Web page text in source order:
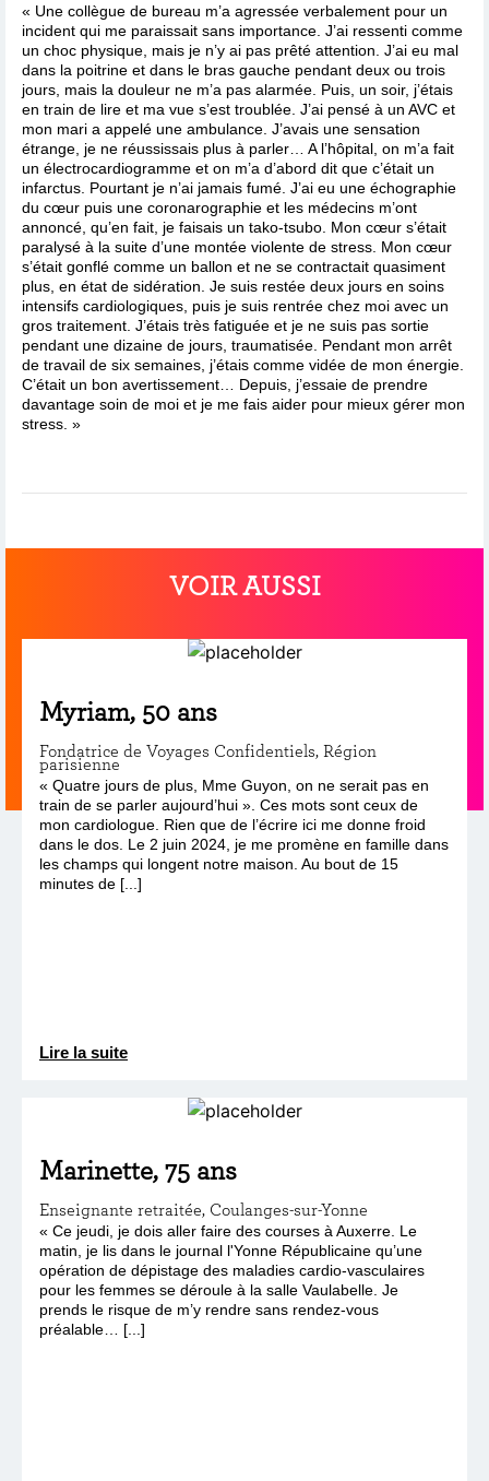
« Une collègue de bureau m’a agressée verbalement pour un
incident qui me paraissait sans importance. J’ai ressenti comme
un choc physique, mais je n’y ai pas prêté attention. J’ai eu mal
dans la poitrine et dans le bras gauche pendant deux ou trois
jours, mais la douleur ne m’a pas alarmée. Puis, un soir, j’étais
en train de lire et ma vue s’est troublée. J’ai pensé à un AVC et
mon mari a appelé une ambulance. J’avais une sensation
étrange, je ne réussissais plus à parler… A l’hôpital, on m’a fait
un électrocardiogramme et on m’a d’abord dit que c’était un
infarctus. Pourtant je n’ai jamais fumé. J’ai eu une échographie
du cœur puis une coronarographie et les médecins m’ont
annoncé, qu’en fait, je faisais un tako-tsubo. Mon cœur s’était
paralysé à la suite d’une montée violente de stress. Mon cœur
s’était gonflé comme un ballon et ne se contractait quasiment
plus, en état de sidération. Je suis restée deux jours en soins
intensifs cardiologiques, puis je suis rentrée chez moi avec un
gros traitement. J’étais très fatiguée et je ne suis pas sortie
pendant une dizaine de jours, traumatisée. Pendant mon arrêt
de travail de six semaines, j’étais comme vidée de mon énergie.
C’était un bon avertissement… Depuis, j’essaie de prendre
davantage soin de moi et je me fais aider pour mieux gérer mon
stress. »
VOIR AUSSI
Myriam, 50 ans
Fondatrice de Voyages Confidentiels, Région
parisienne
« Quatre jours de plus, Mme Guyon, on ne serait pas en
train de se parler aujourd’hui ». Ces mots sont ceux de
mon cardiologue. Rien que de l’écrire ici me donne froid
dans le dos. Le 2 juin 2024, je me promène en famille dans
les champs qui longent notre maison. Au bout de 15
minutes de [...]
Lire la suite
Marinette, 75 ans
Enseignante retraitée, Coulanges-sur-Yonne
« Ce jeudi, je dois aller faire des courses à Auxerre. Le
matin, je lis dans le journal l'Yonne Républicaine qu’une
opération de dépistage des maladies cardio-vasculaires
pour les femmes se déroule à la salle Vaulabelle. Je
prends le risque de m’y rendre sans rendez-vous
préalable… [...]